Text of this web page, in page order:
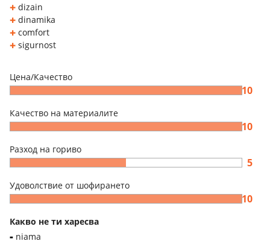
dizain
dinamika
comfort
sigurnost
Цена/Качество
10
Качество на материалите
10
Разход на гориво
5
Удоволствие от шофирането
10
Какво не ти харесва
niama